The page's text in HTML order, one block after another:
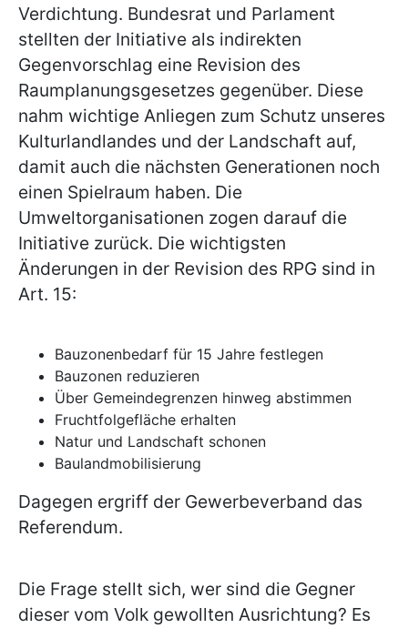
Verdichtung. Bundesrat und Parlament
stellten der Initiative als indirekten
Gegenvorschlag eine Revision des
Raumplanungsgesetzes gegenüber. Diese
nahm wichtige Anliegen zum Schutz unseres
Kulturlandlandes und der Landschaft auf,
damit auch die nächsten Generationen noch
einen Spielraum haben. Die
Umweltorganisationen zogen darauf die
Initiative zurück. Die wichtigsten
Änderungen in der Revision des RPG sind in
Art. 15:
Bauzonenbedarf für 15 Jahre festlegen
Bauzonen reduzieren
Über Gemeindegrenzen hinweg abstimmen
Fruchtfolgefläche erhalten
Natur und Landschaft schonen
Baulandmobilisierung
Dagegen ergriff der Gewerbeverband das
Referendum.
Die Frage stellt sich, wer sind die Gegner
dieser vom Volk gewollten Ausrichtung? Es